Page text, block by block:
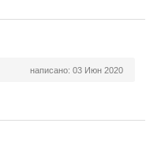
написано: 03 Июн 2020